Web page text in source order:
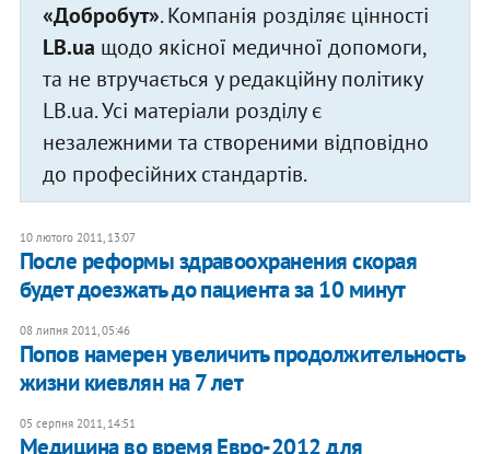
«Добробут». Компанія розділяє цінності
LB.ua щодо якісної медичної допомоги,
та не втручається у редакційну політику
LB.ua. Усі матеріали розділу є
незалежними та створеними відповідно
до професійних стандартів.
10 лютого 2011, 13:07
После реформы здравоохранения скорая
будет доезжать до пациента за 10 минут
08 липня 2011, 05:46
​Попов намерен увеличить продолжительность
жизни киевлян на 7 лет
05 серпня 2011, 14:51
Медицина во время Евро-2012 для